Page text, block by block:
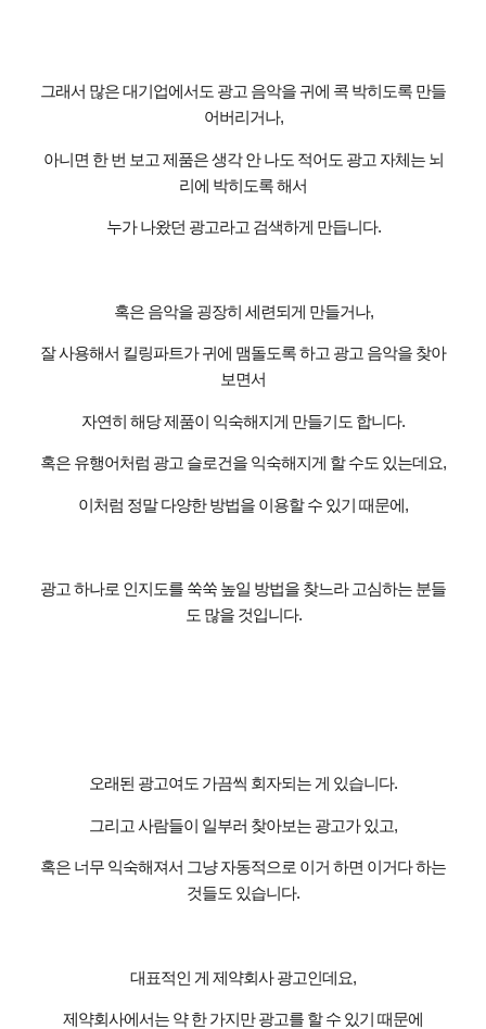
그래서 많은 대기업에서도 광고 음악을 귀에 콕 박히도록 만들
어버리거나,
아니면 한 번 보고 제품은 생각 안 나도 적어도 광고 자체는 뇌
리에 박히도록 해서
누가 나왔던 광고라고 검색하게 만듭니다.
혹은 음악을 굉장히 세련되게 만들거나,
잘 사용해서 킬링파트가 귀에 맴돌도록 하고 광고 음악을 찾아
보면서
자연히 해당 제품이 익숙해지게 만들기도 합니다.
혹은 유행어처럼 광고 슬로건을 익숙해지게 할 수도 있는데요,
이처럼 정말 다양한 방법을 이용할 수 있기 때문에 ,
광고 하나로 인지도를 쑥쑥 높일 방법을 찾느라 고심하는 분들
도 많을 것입니다.
오래된 광고여도 가끔씩 회자되는 게 있습니다.
그리고 사람들이 일부러 찾아보는 광고가 있고,
혹은 너무 익숙해져서 그냥 자동적으로 이거 하면 이거다 하는
것들도 있습니다.
대표적인 게 제약회사 광고인데요,
제약회사에서는 약 한 가지만 광고를 할 수 있기 때문에